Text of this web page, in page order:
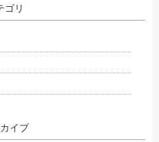
ゴリ
イブ